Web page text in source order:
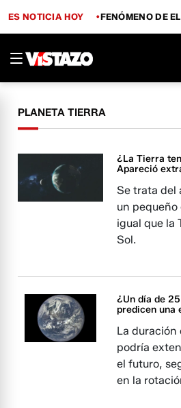
ES NOTICIA HOY FENÓMENO DE
PLANETA TIERRA
¿La Tierra
Apareció
Se trata del
un
igual que la
Sol.
¿Un día de
predicen una
La duración
podría
el futuro,
en la